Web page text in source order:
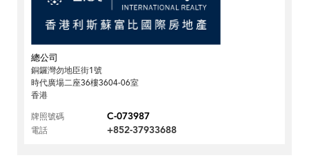
總公司
銅鑼灣勿地臣街1號
時代廣場二座36樓3604-06室
香港
牌照號碼
C-073987
電話 +852-37933688